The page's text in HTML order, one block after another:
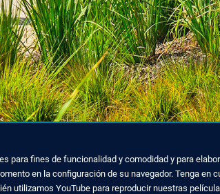
para fines de funcionalidad y comodidad y para
en la configuración de su navegador. Tenga
utilizamos YouTube para reproducir nuestras